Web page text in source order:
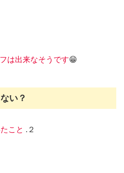
は出来なそうです😁
い？
こと .２